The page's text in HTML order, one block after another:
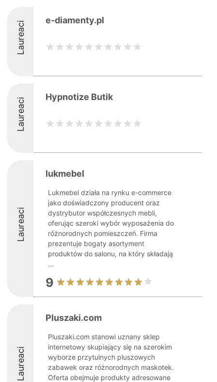
Laureaci e-diamenty.pl
Laureaci Hypnotize Butik
Laureaci
lukmebel
Lukmebel działa na rynku e-commerce
jako doświadczony producent oraz
dystrybutor współczesnych mebli,
oferując szeroki wybór wyposażenia do
różnorodnych pomieszczeń. Firma
prezentuje bogaty asortyment
produktów do salonu, na który składają
...
9
Laureaci
Pluszaki.com
Pluszaki.com stanowi uznany sklep
internetowy skupiający się na szerokim
wyborze przytulnych pluszowych
zabawek oraz różnorodnych maskotek.
Oferta obejmuje produkty adresowane